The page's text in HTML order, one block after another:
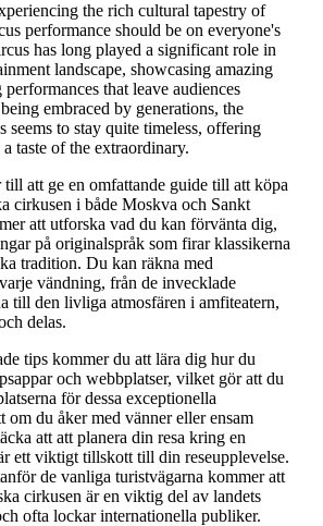
the rich cultural tapestry of
performance should be on everyone's
has long played a significant role in
landscape, showcasing amazing
that leave audiences
embraced by generations, the
seems to stay quite timeless, offering
taste of the extraordinary.
att ge en omfattande guide till att köpa
cirkusen i både Moskva och Sankt
att utforska vad du kan förvänta dig,
på originalspråk som firar klassikerna
tradition. Du kan räkna med
vändning, från de invecklade
till den livliga atmosfären i amfiteatern,
delas.
tips kommer du att lära dig hur du
och webbplatser, vilket gör att du
för dessa exceptionella
om du åker med vänner eller ensam
att att planera din resa kring en
ett viktigt tillskott till din reseupplevelse.
de vanliga turistvägarna kommer att
cirkusen är en viktig del av landets
ofta lockar internationella publiker.